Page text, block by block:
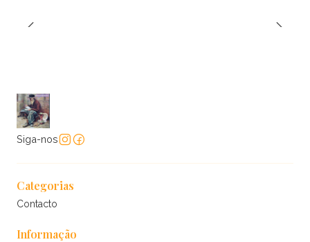
Siga-nos
Categorias
Contacto
Informação